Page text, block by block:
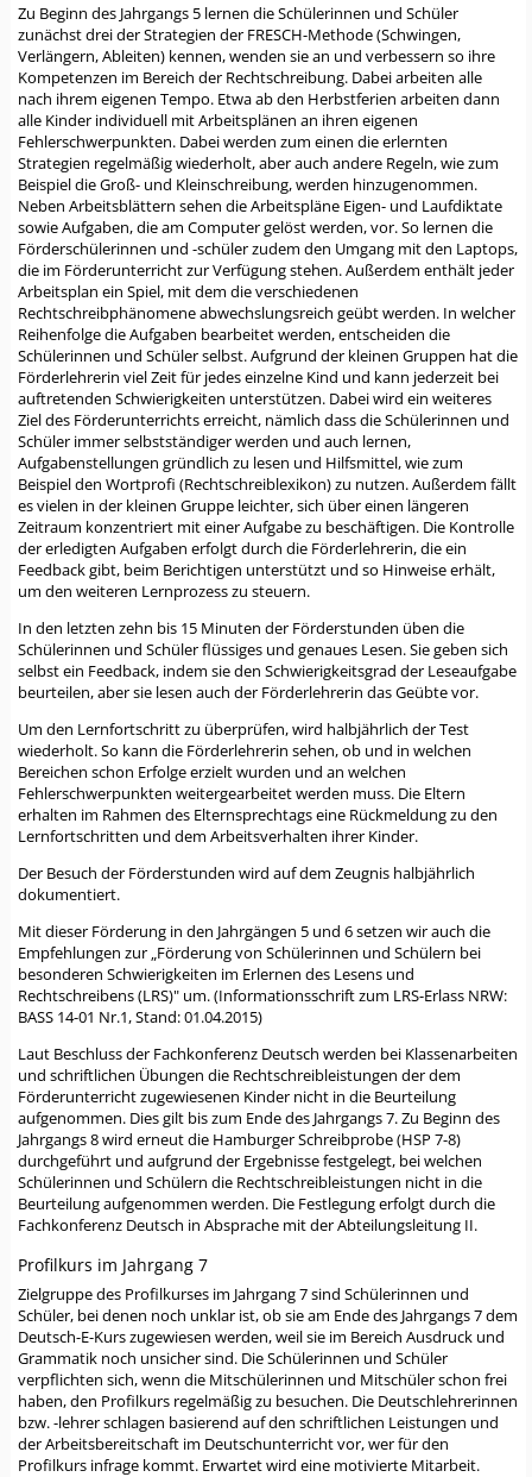
Zu Beginn des Jahrgangs 5 lernen die Schülerinnen und Schüler
zunächst drei der Strategien der FRESCH-Methode (Schwingen,
Verlängern, Ableiten) kennen, wenden sie an und verbessern so ihre
Kompetenzen im Bereich der Rechtschreibung. Dabei arbeiten alle
nach ihrem eigenen Tempo. Etwa ab den Herbstferien arbeiten dann
alle Kinder individuell mit Arbeitsplänen an ihren eigenen
Fehlerschwerpunkten. Dabei werden zum einen die erlernten
Strategien regelmäßig wiederholt, aber auch andere Regeln, wie zum
Beispiel die Groß- und Kleinschreibung, werden hinzugenommen.
Neben Arbeitsblättern sehen die Arbeitspläne Eigen- und Laufdiktate
sowie Aufgaben, die am Computer gelöst werden, vor. So lernen die
Förderschülerinnen und -schüler zudem den Umgang mit den Laptops,
die im Förderunterricht zur Verfügung stehen. Außerdem enthält jeder
Arbeitsplan ein Spiel, mit dem die verschiedenen
Rechtschreibphänomene abwechslungsreich geübt werden. In welcher
Reihenfolge die Aufgaben bearbeitet werden, entscheiden die
Schülerinnen und Schüler selbst. Aufgrund der kleinen Gruppen hat die
Förderlehrerin viel Zeit für jedes einzelne Kind und kann jederzeit bei
auftretenden Schwierigkeiten unterstützen. Dabei wird ein weiteres
Ziel des Förderunterrichts erreicht, nämlich dass die Schülerinnen und
Schüler immer selbstständiger werden und auch lernen,
Aufgabenstellungen gründlich zu lesen und Hilfsmittel, wie zum
Beispiel den Wortprofi (Rechtschreiblexikon) zu nutzen. Außerdem fällt
es vielen in der kleinen Gruppe leichter, sich über einen längeren
Zeitraum konzentriert mit einer Aufgabe zu beschäftigen. Die Kontrolle
der erledigten Aufgaben erfolgt durch die Förderlehrerin, die ein
Feedback gibt, beim Berichtigen unterstützt und so Hinweise erhält,
um den weiteren Lernprozess zu steuern.
In den letzten zehn bis 15 Minuten der Förderstunden üben die
Schülerinnen und Schüler flüssiges und genaues Lesen. Sie geben sich
selbst ein Feedback, indem sie den Schwierigkeitsgrad der Leseaufgabe
beurteilen, aber sie lesen auch der Förderlehrerin das Geübte vor.
Um den Lernfortschritt zu überprüfen, wird halbjährlich der Test
wiederholt. So kann die Förderlehrerin sehen, ob und in welchen
Bereichen schon Erfolge erzielt wurden und an welchen
Fehlerschwerpunkten weitergearbeitet werden muss. Die Eltern
erhalten im Rahmen des Elternsprechtags eine Rückmeldung zu den
Lernfortschritten und dem Arbeitsverhalten ihrer Kinder.
Der Besuch der Förderstunden wird auf dem Zeugnis halbjährlich
dokumentiert.
Mit dieser Förderung in den Jahrgängen 5 und 6 setzen wir auch die
Empfehlungen zur „Förderung von Schülerinnen und Schülern bei
besonderen Schwierigkeiten im Erlernen des Lesens und
Rechtschreibens (LRS)" um. (Informationsschrift zum LRS-Erlass NRW:
BASS 14-01 Nr.1, Stand: 01.04.2015)
Laut Beschluss der Fachkonferenz Deutsch werden bei Klassenarbeiten
und schriftlichen Übungen die Rechtschreibleistungen der dem
Förderunterricht zugewiesenen Kinder nicht in die Beurteilung
aufgenommen. Dies gilt bis zum Ende des Jahrgangs 7. Zu Beginn des
Jahrgangs 8 wird erneut die Hamburger Schreibprobe (HSP 7-8)
durchgeführt und aufgrund der Ergebnisse festgelegt, bei welchen
Schülerinnen und Schülern die Rechtschreibleistungen nicht in die
Beurteilung aufgenommen werden. Die Festlegung erfolgt durch die
Fachkonferenz Deutsch in Absprache mit der Abteilungsleitung II.
Profilkurs im Jahrgang 7
Zielgruppe des Profilkurses im Jahrgang 7 sind Schülerinnen und
Schüler, bei denen noch unklar ist, ob sie am Ende des Jahrgangs 7 dem
Deutsch-E-Kurs zugewiesen werden, weil sie im Bereich Ausdruck und
Grammatik noch unsicher sind. Die Schülerinnen und Schüler
verpflichten sich, wenn die Mitschülerinnen und Mitschüler schon frei
haben, den Profilkurs regelmäßig zu besuchen. Die Deutschlehrerinnen
bzw. -lehrer schlagen basierend auf den schriftlichen Leistungen und
der Arbeitsbereitschaft im Deutschunterricht vor, wer für den
Profilkurs infrage kommt. Erwartet wird eine motivierte Mitarbeit.